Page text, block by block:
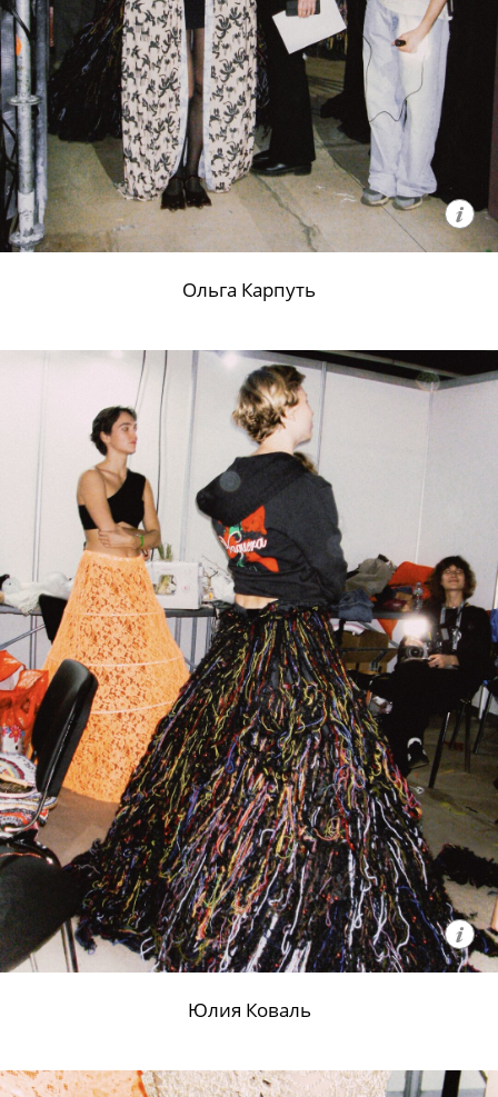
Ольга Карпуть
Юлия Коваль